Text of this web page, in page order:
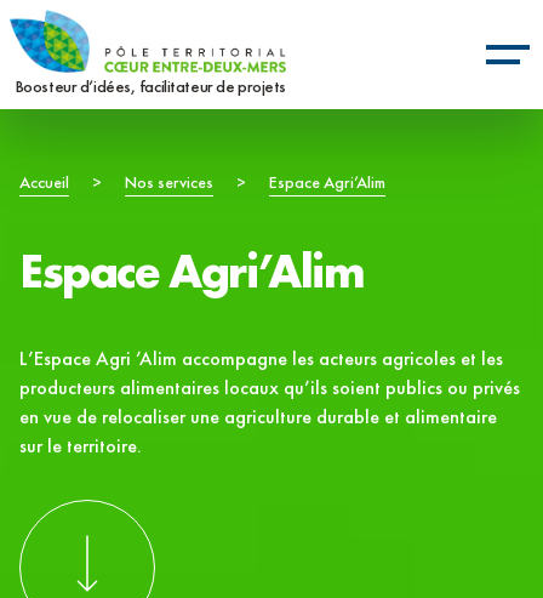
Aller
au
contenu
Boosteur d’idées, facilitateur de projets
Fil
Accueil > Nos services > Espace Agri’Alim
Espace Agri’Alim
L’Espace Agri ’Alim accompagne les acteurs agricoles et les
producteurs alimentaires locaux qu’ils soient publics ou privés
en vue de relocaliser une agriculture durable et alimentaire
sur le territoire.
Panneau de gestion des cookies